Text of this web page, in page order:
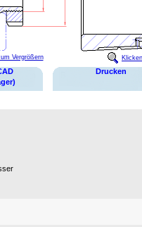
Vergrößern
Drucken